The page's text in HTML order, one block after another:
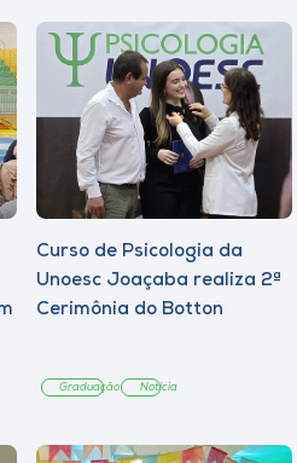
Curso de Psicologia da
Unoesc Joaçaba realiza 2ª
Cerimônia do Botton
Graduação Notícia